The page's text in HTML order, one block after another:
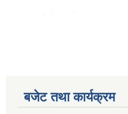
बजेट तथा कार्यक्रम